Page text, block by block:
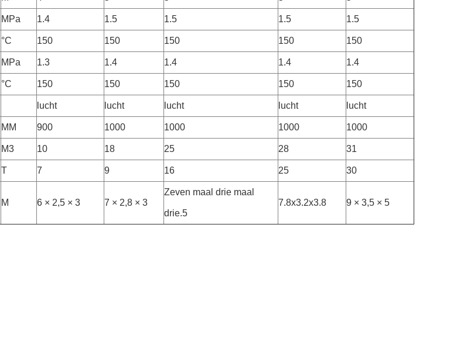
MPa 1.4 1.5 1.5 1.5 1.5
°C 150 150 150 150 150
MPa 1.3 1.4 1.4 1.4 1.4
°C 150 150 150 150 150
lucht lucht lucht lucht lucht
MM 900 1000 1000 1000 1000
M3 10 18 25 28 31
T 7 9 16 25 30
M 6 × 2,5 × 3 7 × 2,8 × 3
Zeven maal drie maal
drie.5
7.8x3.2x3.8 9 × 3,5 × 5